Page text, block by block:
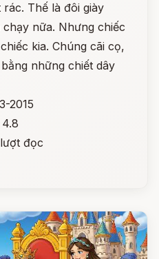
Thế là đôi giày
nữa. Nhưng chiếc
kia. Chúng cãi cọ,
những chiết dây
2015
4.8
đọc